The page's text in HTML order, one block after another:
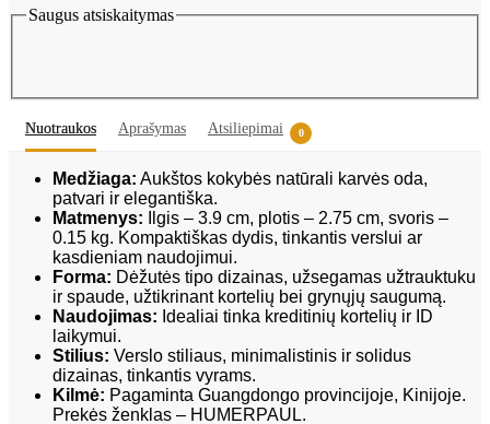
Saugus atsiskaitymas
Nuotraukos Aprašymas Atsiliepimai 0
Medžiaga: Aukštos kokybės natūrali karvės oda,
patvari ir elegantiška.
Matmenys: Ilgis – 3.9 cm, plotis – 2.75 cm, svoris –
0.15 kg. Kompaktiškas dydis, tinkantis verslui ar
kasdieniam naudojimui.
Forma: Dėžutės tipo dizainas, užsegamas užtrauktuku
ir spaude, užtikrinant kortelių bei grynųjų saugumą.
Naudojimas: Idealiai tinka kreditinių kortelių ir ID
laikymui.
Stilius: Verslo stiliaus, minimalistinis ir solidus
dizainas, tinkantis vyrams.
Kilmė: Pagaminta Guangdongo provincijoje, Kinijoje.
Prekės ženklas – HUMERPAUL.